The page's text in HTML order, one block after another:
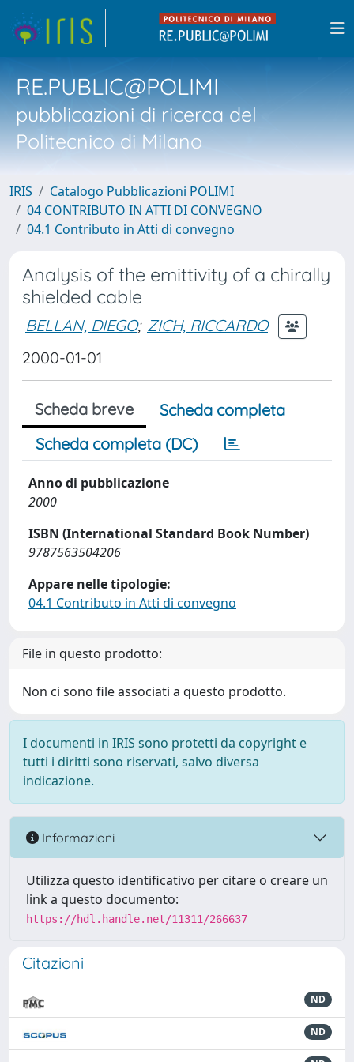
RE.PUBLIC@POLIMI
pubblicazioni di ricerca del
Politecnico di Milano
IRIS
Catalogo Pubblicazioni POLIMI
04 CONTRIBUTO IN ATTI DI CONVEGNO
04.1 Contributo in Atti di convegno
Analysis of the emittivity of a chirally
shielded cable
BELLAN, DIEGO; ZICH, RICCARDO
2000-01-01
Scheda breve
Scheda completa
Scheda completa (DC)
Anno di pubblicazione
2000
ISBN (International Standard Book Number)
9787563504206
Appare nelle tipologie:
04.1 Contributo in Atti di convegno
File in questo prodotto:
Non ci sono file associati a questo prodotto.
I documenti in IRIS sono protetti da copyright e
tutti i diritti sono riservati, salvo diversa
indicazione.
Informazioni
Utilizza questo identificativo per citare o creare un
link a questo documento:
https://hdl.handle.net/11311/266637
Citazioni
ND
ND